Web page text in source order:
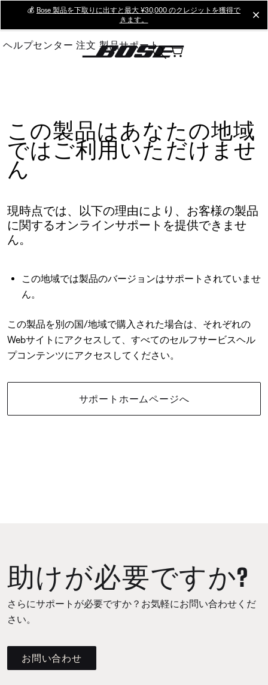
Main
💰 Bose 製品を下取りに出すと最大 ¥30,000 のクレジットを獲得で
きます。
ヘルプセンター 注文 製品サポート
この製品はあなたの地域
ではご利用いただけませ
ん
現時点では、以下の理由により、お客様の製品
に関するオンラインサポートを提供できませ
ん。
この地域では製品のバージョンはサポートされていませ
ん。
この製品を別の国/地域で購入された場合は、それぞれの
Webサイトにアクセスして、すべてのセルフサービスヘル
プコンテンツにアクセスしてください。
サポートホームページへ
助けが必要ですか?
さらにサポートが必要ですか？お気軽にお問い合わせくだ
さい。
お問い合わせ